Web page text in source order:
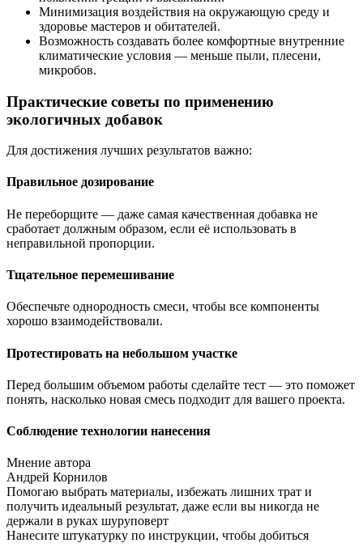
Минимизация воздействия на окружающую среду и
здоровье мастеров и обитателей.
Возможность создавать более комфортные внутренние
климатические условия — меньше пыли, плесени,
микробов.
Практические советы по применению
экологичных добавок
Для достижения лучших результатов важно:
Правильное дозирование
Не переборщите — даже самая качественная добавка не
сработает должным образом, если её использовать в
неправильной пропорции.
Тщательное перемешивание
Обеспечьте однородность смеси, чтобы все компоненты
хорошо взаимодействовали.
Протестировать на небольшом участке
Перед большим объемом работы сделайте тест — это поможет
понять, насколько новая смесь подходит для вашего проекта.
Соблюдение технологии нанесения
Мнение автора
Андрей Корнилов
Помогаю выбрать материалы, избежать лишних трат и
получить идеальный результат, даже если вы никогда не
держали в руках шуруповерт
Нанесите штукатурку по инструкции, чтобы добиться